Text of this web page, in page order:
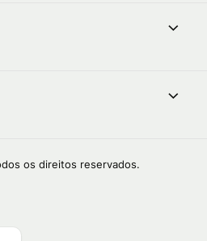
os direitos reservados.